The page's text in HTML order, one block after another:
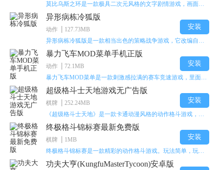
异形病栋冷狐版
动作
127.73MB
安装
暴力飞车MOD菜单手机正版
动作
72.1MB
安装
超级格斗士天地游戏无广告版
棋牌
252.24MB
安装
终极格斗锦标赛最新免费版
棋牌
1MB
安装
功夫大亨(KungfuMasterTycoon)安卓版